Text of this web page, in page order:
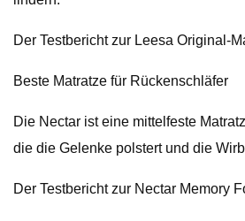
Der Testbericht zur Leesa Original-
Beste Matratze für Rückenschläfer
Die Nectar ist eine mittelfeste
die die Gelenke polstert und die
Der Testbericht zur Nectar Memory